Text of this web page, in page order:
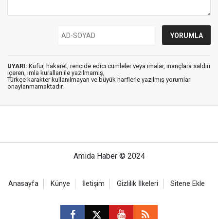
UYARI: Küfür, hakaret, rencide edici cümleler veya imalar, inançlara saldırı
içeren, imla kuralları ile yazılmamış,
Türkçe karakter kullanılmayan ve büyük harflerle yazılmış yorumlar
onaylanmamaktadır.
Amida Haber © 2024
Anasayfa Künye İletişim Gizlilik İlkeleri Sitene Ekle